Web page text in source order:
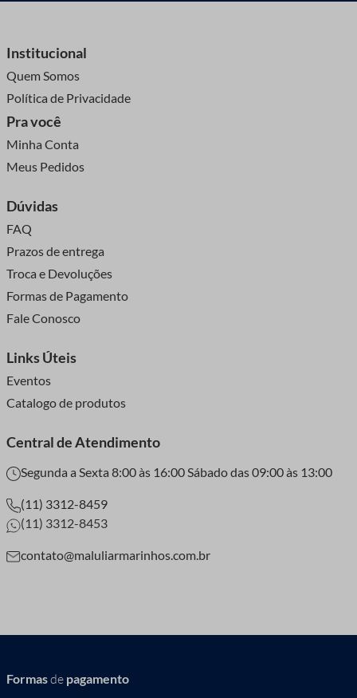
Institucional
Quem Somos
Política de Privacidade
Pra você
Minha Conta
Meus Pedidos
Dúvidas
FAQ
Prazos de entrega
Troca e Devoluções
Formas de Pagamento
Fale Conosco
Links Úteis
Eventos
Catalogo de produtos
Central de Atendimento
Segunda a Sexta 8:00 às 16:00 Sábado das 09:00 às 13:00
(11) 3312-8459
(11) 3312-8453
contato@maluliarmarinhos.com.br
Formasde pagamento